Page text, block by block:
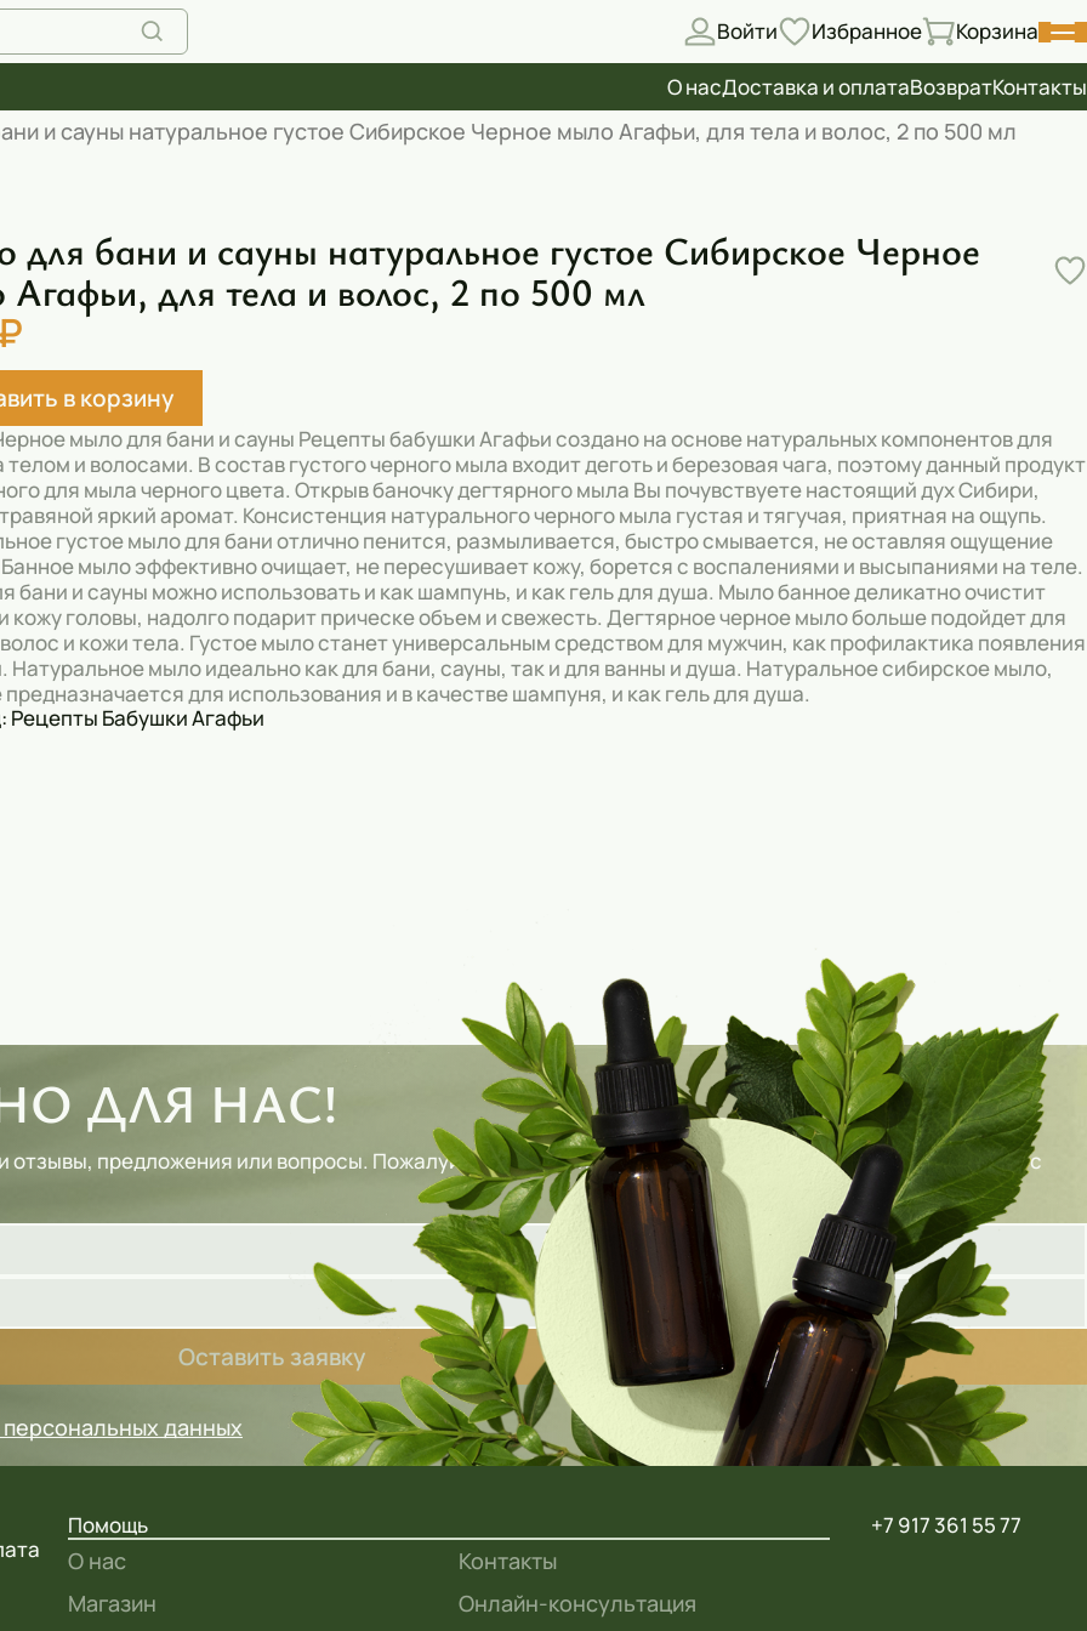
Войти Избранное Корзина
О насДоставка и оплатаВозвратКонтакты
и сауны натуральное густое Сибирское Черное мыло Агафьи, для тела и волос, 2 по 500 мл
для бани и сауны натуральное густое Сибирское Черное
Агафьи, для тела и волос, 2 по 500 мл
в корзину
мыло для бани и сауны Рецепты бабушки Агафьи создано на основе натуральных компонентов для
телом и волосами. В состав густого черного мыла входит деготь и березовая чага, поэтому данный продукт
для мыла черного цвета. Открыв баночку дегтярного мыла Вы почувствуете настоящий дух Сибири,
яркий аромат. Консистенция натурального черного мыла густая и тягучая, приятная на ощупь.
густое мыло для бани отлично пенится, размыливается, быстро смывается, не оставляя ощущение
мыло эффективно очищает, не пересушивает кожу, борется с воспалениями и высыпаниями на теле.
бани и сауны можно использовать и как шампунь, и как гель для душа. Мыло банное деликатно очистит
кожу головы, надолго подарит прическе объем и свежесть. Дегтярное черное мыло больше подойдет для
и кожи тела. Густое мыло станет универсальным средством для мужчин, как профилактика появления
Натуральное мыло идеально как для бани, сауны, так и для ванны и душа. Натуральное сибирское мыло,
предназначается для использования и в качестве шампуня, и как гель для душа.
Рецепты Бабушки Агафьи
ДЛЯ НАС!
предложения или вопросы. Пожалуйста, заполните форму ниже, и наш специалист свяжется с
Оставить заявку
данных
Помощь
О нас
Контакты
Магазин
Онлайн-консультация
+7 917 361 55 77